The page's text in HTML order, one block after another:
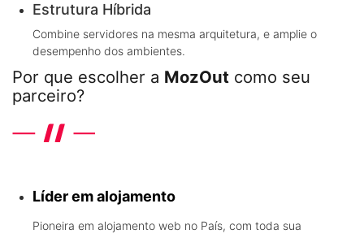
Estrutura Híbrida
Combine servidores na mesma arquitetura, e amplie o
desempenho dos ambientes.
Por que escolher a MozOut como seu
parceiro?
Líder em alojamento
Pioneira em alojamento web no País, com toda sua